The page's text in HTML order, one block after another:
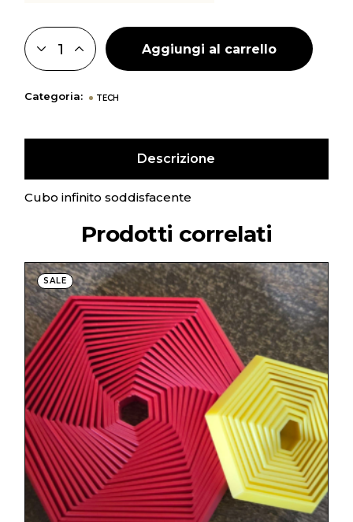
CUBO INFINITO QUANTITYAggiungi al carrello
Categoria: TECH
Descrizione
Cubo infinito soddisfacente
Prodotti correlati
SALE